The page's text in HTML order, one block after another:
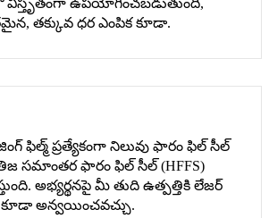
విస్తృతంగా ఉపయోగించబడుతుంది,
తక్కువ ధర ఎంపిక కూడా.
ఫిల్మ్ ప్రత్యేకంగా నిలువు ఫారం ఫిల్ సీల్
సమాంతర ఫారం ఫిల్ సీల్ (HFFS)
అభ్యర్థనపై మీ తుది ఉత్పత్తికి లేజర్
అన్వయించవచ్చు.